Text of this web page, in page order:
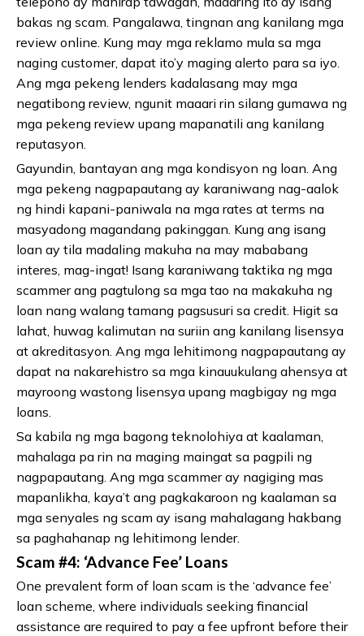
bakas ng scam. Pangalawa, tingnan ang kanilang mga
review online. Kung may mga reklamo mula sa mga
naging customer, dapat ito’y maging alerto para sa iyo.
Ang mga pekeng lenders kadalasang may mga
negatibong review, ngunit maaari rin silang gumawa ng
mga pekeng review upang mapanatili ang kanilang
reputasyon.
Gayundin, bantayan ang mga kondisyon ng loan. Ang
mga pekeng nagpapautang ay karaniwang nag-aalok
ng hindi kapani-paniwala na mga rates at terms na
masyadong magandang pakinggan. Kung ang isang
loan ay tila madaling makuha na may mababang
interes, mag-ingat! Isang karaniwang taktika ng mga
scammer ang pagtulong sa mga tao na makakuha ng
loan nang walang tamang pagsusuri sa credit. Higit sa
lahat, huwag kalimutan na suriin ang kanilang lisensya
at akreditasyon. Ang mga lehitimong nagpapautang ay
dapat na nakarehistro sa mga kinauukulang ahensya at
mayroong wastong lisensya upang magbigay ng mga
loans.
Sa kabila ng mga bagong teknolohiya at kaalaman,
mahalaga pa rin na maging maingat sa pagpili ng
nagpapautang. Ang mga scammer ay nagiging mas
mapanlikha, kaya’t ang pagkakaroon ng kaalaman sa
mga senyales ng scam ay isang mahalagang hakbang
sa paghahanap ng lehitimong lender.
Scam #4: ‘Advance Fee’ Loans
One prevalent form of loan scam is the ‘advance fee’
loan scheme, where individuals seeking financial
assistance are required to pay a fee upfront before their